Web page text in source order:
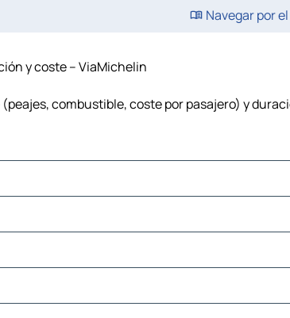
Navegar por
y coste – ViaMichelin
combustible, coste por pasajero) y